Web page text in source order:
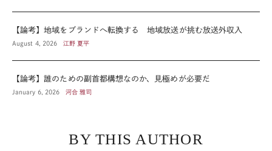
【論考】地域をブランドへ転換する 地域放送が挑む放送外収入
August 4, 2026 江野 夏平
【論考】誰のための副首都構想なのか、見極めが必要だ
January 6, 2026 河合 雅司
BY THIS AUTHOR